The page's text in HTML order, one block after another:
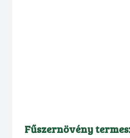
Fűszernövény